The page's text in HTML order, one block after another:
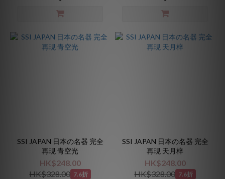
SSI JAPAN 日本の名器 完全
再現 青空光
HK$248.00
HK$328.00 7.6折
SSI JAPAN 日本の名器 完全
再現 天月梓
HK$248.00
HK$328.00 7.6折